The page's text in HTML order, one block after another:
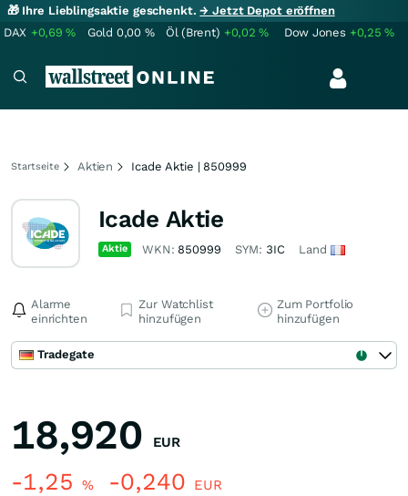
🎁 Ihre Lieblingsaktie geschenkt.→ Jetzt Depot eröffnen
DAX +0,69% Gold 0,00 % Öl (Brent) +0,02% Dow Jones +0,25%
Startseite Aktien Icade Aktie | 850999
Icade Aktie
Aktie WKN: 850999 SYM: 3IC Land
Alarme
einrichten
Zur Watchlist
hinzufügen
Zum Portfolio
hinzufügen
Tradegate
18,920 EUR
-1,25 % -0,240 EUR